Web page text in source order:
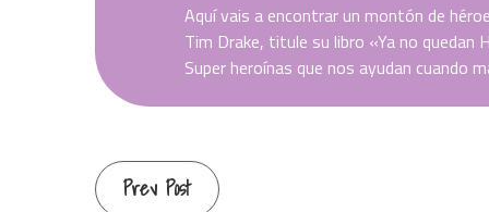
Aquí vais a encontrar un montón de
Tim Drake, titule su libro «Ya no
Super heroínas que nos ayudan cuando
Continue
Prev Post